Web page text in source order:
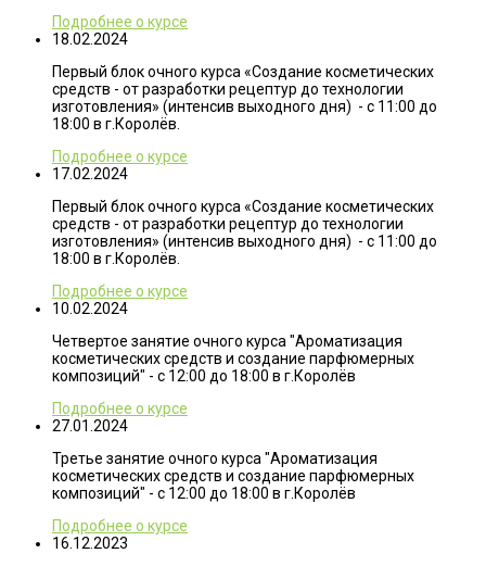
Подробнее о курсе
18.02.2024
Первый блок очного курса «Создание косметических
средств - от разработки рецептур до технологии
изготовления» (интенсив выходного дня) - с 11:00 до
18:00 в г.Королёв.
Подробнее о курсе
17.02.2024
Первый блок очного курса «Создание косметических
средств - от разработки рецептур до технологии
изготовления» (интенсив выходного дня) - с 11:00 до
18:00 в г.Королёв.
Подробнее о курсе
10.02.2024
Четвертое занятие очного курса "Ароматизация
косметических средств и создание парфюмерных
композиций" - с 12:00 до 18:00 в г.Королёв
Подробнее о курсе
27.01.2024
Третье занятие очного курса "Ароматизация
косметических средств и создание парфюмерных
композиций" - с 12:00 до 18:00 в г.Королёв
Подробнее о курсе
16.12.2023